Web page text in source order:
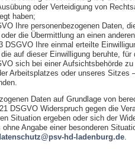
oder Verteidigung von
haben;
Ihre personenbezogenen Daten,
die Übermittlung an einen
DSGVO Ihre einmal erteilte
auf dieser Einwilligung beruhte,
sich bei einer Aufsichtsbehörde
Arbeitsplatzes oder unseres Sitzes
Daten auf Grundlage von
DSGVO Widerspruch gegen die
Situation ergeben oder sich der
Angabe einer besonderen
hd-ladenburg.de.